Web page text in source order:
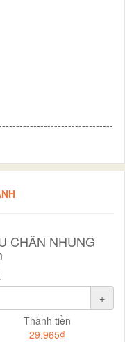
CHÂN NHUNG
+
Thành tiền
29.965₫